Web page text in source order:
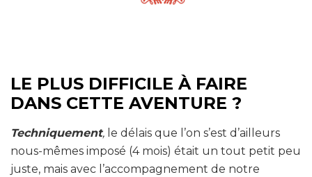
LE PLUS DIFFICILE À FAIRE
DANS CETTE AVENTURE ?
Techniquement, le délais que l’on s’est d’ailleurs
nous-mêmes imposé (4 mois) était un tout petit peu
juste, mais avec l’accompagnement de notre